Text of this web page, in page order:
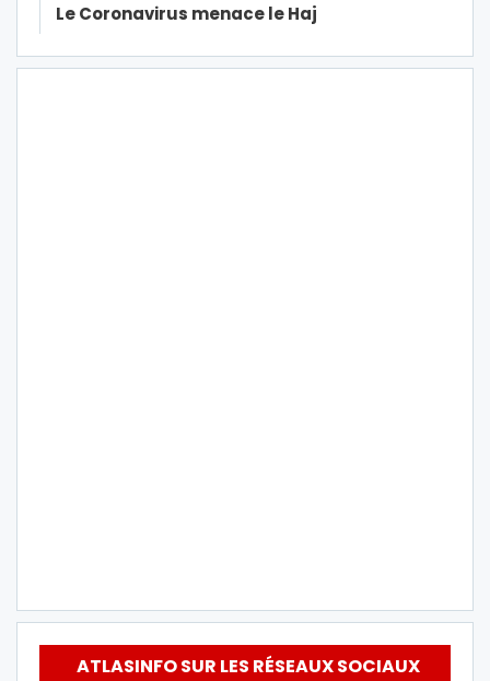
Le Coronavirus menace le Haj
ATLASINFO SUR LES RÉSEAUX SOCIAUX